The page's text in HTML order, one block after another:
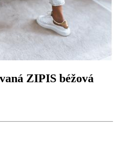
ZIPIS béžová